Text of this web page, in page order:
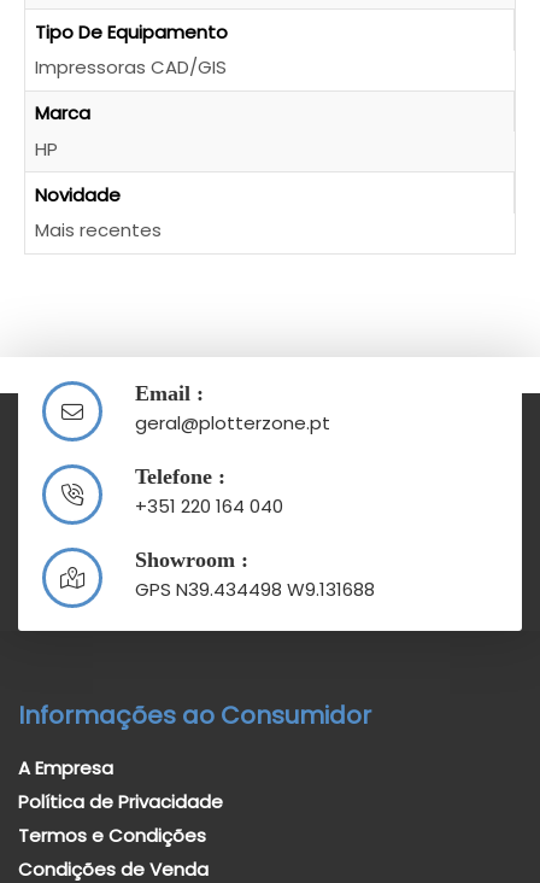
Tipo De Equipamento
Impressoras CAD/GIS
Marca
HP
Novidade
Mais recentes
Email :
geral@plotterzone.pt
Telefone :
+351 220 164 040
Showroom :
GPS N39.434498 W9.131688
Informações ao Consumidor
A Empresa
Política de Privacidade
Termos e Condições
Condições de Venda